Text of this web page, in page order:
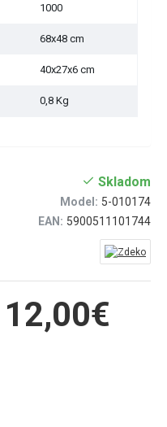
1000
68x48 cm
40x27x6 cm
0,8 Kg
12,00€
Skladom
Model: 5-010174
EAN: 5900511101744